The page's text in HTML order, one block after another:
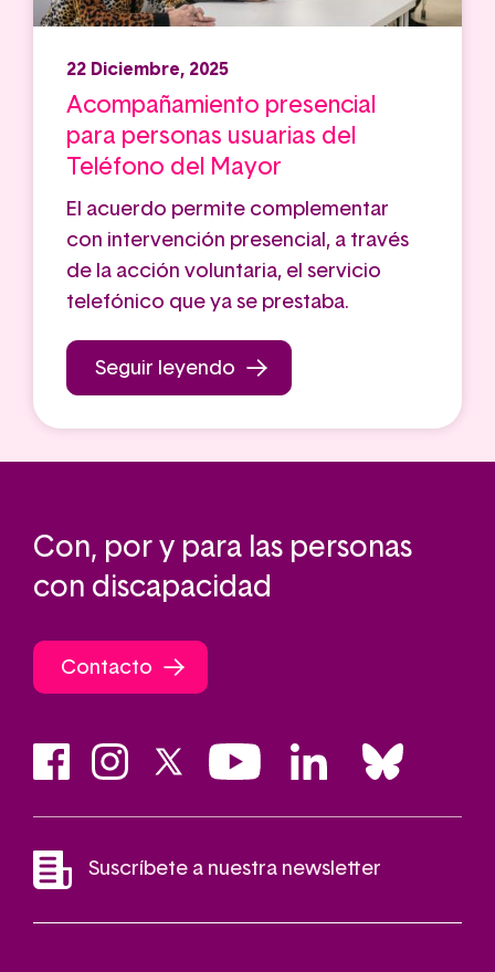
22 Diciembre, 2025
Acompañamiento presencial
para personas usuarias del
Teléfono del Mayor
El acuerdo permite complementar
con intervención presencial, a través
de la acción voluntaria, el servicio
telefónico que ya se prestaba.
Seguir leyendo
Con, por y para las personas
con discapacidad
Contacto
Suscríbete a nuestra newsletter